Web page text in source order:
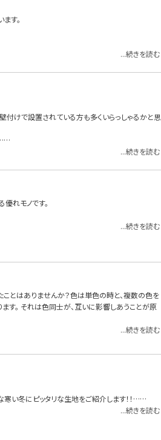
す。
...続きを読む
付けで設置されている方も多くいらっしゃるかと思
……
...続きを読む
れモノです。
...続きを読む
とはありませんか？色は単色の時と、複数の色を
す。 それは色同士が、互いに影響しあうことが原
...続きを読む
寒い冬にピッタリな生地をご紹介します！！……
...続きを読む